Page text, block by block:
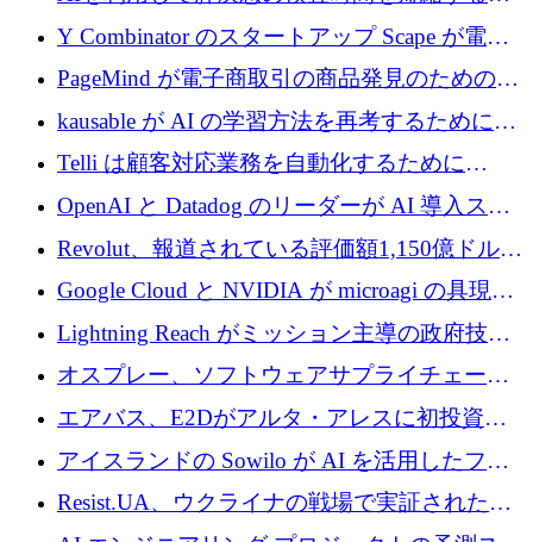
国のヘルステック挑戦者が1900万ドルを獲得
Y Combinator のスタートアップ Scape が電子
メールを再考するために 320 万ドルを調達し
てステルスから浮上
PageMind が電子商取引の商品発見のための
AI を拡張するために 120 万ユーロを調達
kausable が AI の学習方法を再考するために
1,200 万ユーロを調達
Telli は顧客対応業務を自動化するために
1,500 万ドルのシードを確保
OpenAI と Datadog のリーダーが AI 導入スタ
ートアップ Arrakis を支援
Revolut、報道されている評価額1,150億ドルで
の新たな二次株式売却を確認
Google Cloud と NVIDIA が microagi の具現化
された AI の野望を推進
Lightning Reach がミッション主導の政府技術
グループとしてポートフォリオを拡大し ETG
に買収
オスプレー、ソフトウェアサプライチェーン
攻撃を阻止するために265万ドルを確保
エアバス、E2Dがアルタ・アレスに初投資、
欧州防衛技術ファンドに5億ユーロを拠出
アイスランドの Sowilo が AI を活用したファ
ッション製品インテリジェンス プラットフォ
ームを拡大するためにプレシードを調達
Resist.UA、ウクライナの戦場で実証された防
衛技術を拡大するために5,000万ユーロの欧州